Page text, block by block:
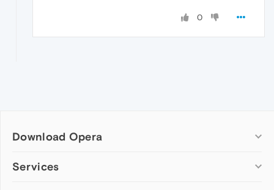
0
Download Opera
Computer browsers
Services